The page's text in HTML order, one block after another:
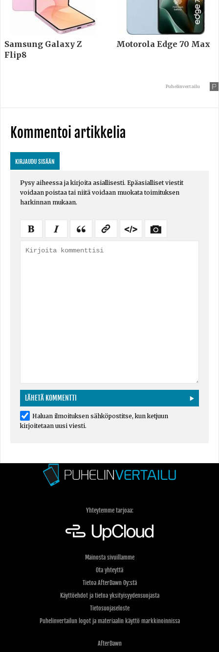
Samsung Galaxy Z
Flip8
Motorola Edge 70 Max
Puhelinvertailu
Kommentoi artikkelia
KIRJAUDU SISÄÄN
Pysy aiheessa ja kirjoita asiallisesti. Epäasialliset viestit
voidaan poistaa tai niitä voidaan muokata toimituksen
harkinnan mukaan.
Haluan ilmoituksen sähköpostitse, kun ketjuun
kirjoitetaan uusi viesti.
Yhteytemme tarjoaa:
Mainosta sivuillamme
Ota yhteyttä
Tietoa AfterDawn Oy:stä
Käyttöehdot ja tietoa yksityisyydensuojasta
Tietosuojaseloste
Puhelinvertailun logot ja materiaalin käyttö markkinoinnissa
AfterDawn